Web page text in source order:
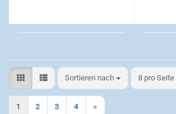
Sortieren nach
Sortieren nach 8 pro Seite
pro Seite
1 2 3 4 »